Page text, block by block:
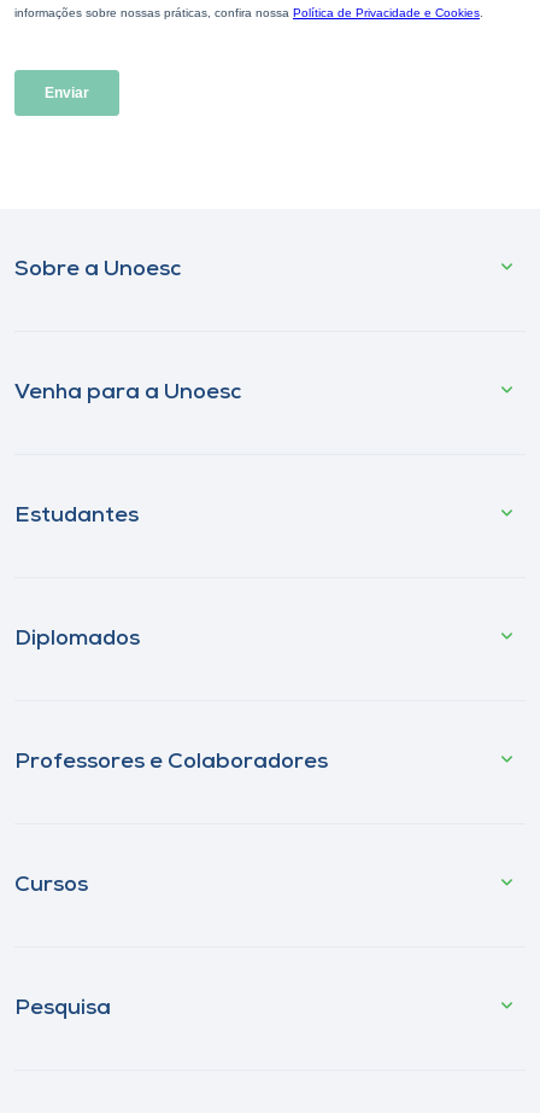
Sobre a Unoesc
Venha para a Unoesc
Estudantes
Diplomados
Professores e Colaboradores
Cursos
Pesquisa